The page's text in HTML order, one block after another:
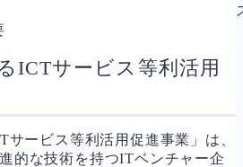
ICTサービス等利活用
サービス等利活用促進事業」は、
的な技術を持つITベンチャー企